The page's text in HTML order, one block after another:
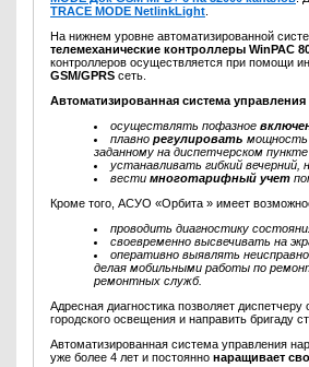
TRACE MODE NetlinkLight
На нижнем уровне автоматизированной
телемеханические контроллеры WinPAC
контроллеров осуществляется при помощи
GSM/GPRS сеть.
Автоматизированная система
осуществлять пофазное
плавно регулировать мощность
заданному на диспетчерском
устанавливать гибкий вечерний,
вести многотарифный учет
Кроме того, АСУО «Орбита » имеет
проводить диагностику
своевременно высвечивать на
оперативно выявлять
делая мобильными работы по
ремонтных служб.
Адресная диагностика позволяет
городского освещения и направить бригаду
Автоматизированная система управления
уже более 4 лет и постоянно наращивает